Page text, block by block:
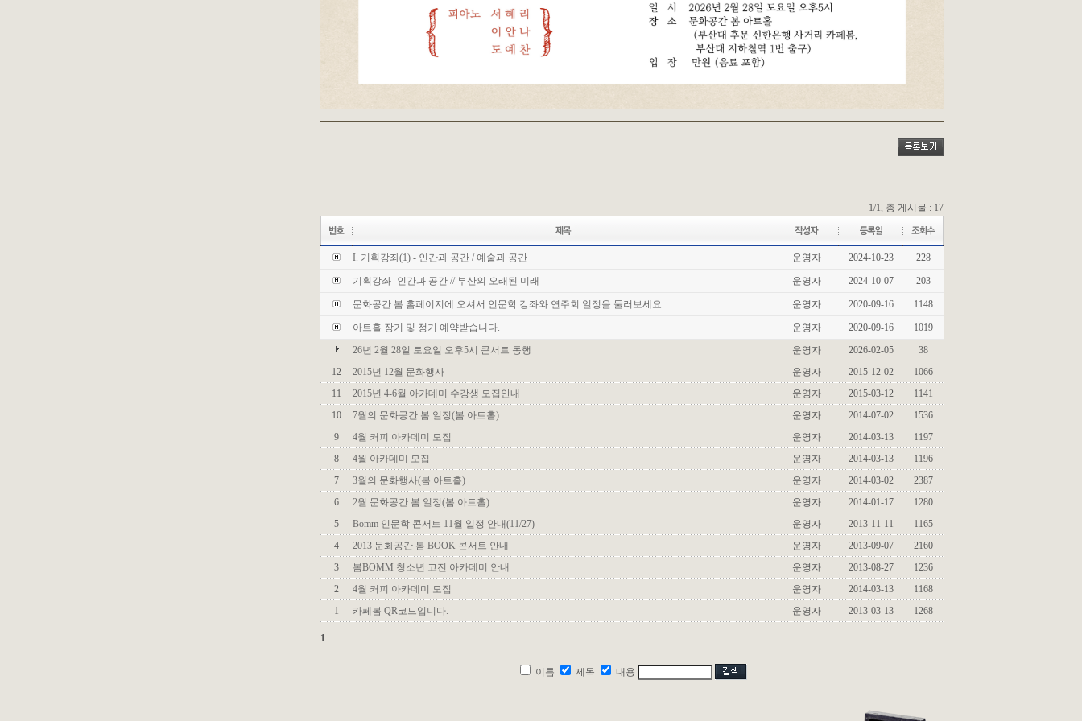
1/1, 총 게시물 : 17
I. 기획강좌(1) - 인간과 공간 / 예술과 공간 운영자 2024-10-23 228
기획강좌- 인간과 공간 // 부산의 오래된 미래 운영자 2024-10-07 203
문화공간 봄 홈페이지에 오셔서 인문학 강좌와 연주회 일정을 둘러보세요. 운영자 2020-09-16 1148
아트홀 장기 및 정기 예약받습니다. 운영자 2020-09-16
1019
26년 2월 28일 토요일 오후5시 콘서트 동행
운영자 2026-02-05
38
12
2015년 12월 문화행사 운영자 2015-12-02
1066
11
2015년 4-6월 아카데미 수강생 모집안내 운영자 2015-03-12
1141
10
7월의 문화공간 봄 일정(봄 아트홀) 운영자 2014-07-02
1536
9
4월 커피 아카데미 모집 운영자 2014-03-13
1197
8
4월 아카데미 모집 운영자 2014-03-13
1196
7
3월의 문화행사(봄 아트홀) 운영자 2014-03-02
2387
6
2월 문화공간 봄 일정(봄 아트홀) 운영자 2014-01-17
1280
5
Bomm 인문학 콘서트 11월 일정 안내(11/27) 운영자 2013-11-11
1165
4
2013 문화공간 봄 BOOK 콘서트 안내 운영자 2013-09-07
2160
3
봄BOMM 청소년 고전 아카데미 안내 운영자 2013-08-27
1236
2
4월 커피 아카데미 모집 운영자 2014-03-13
1168
1
카페봄 QR코드입니다. 운영자 2013-03-13 1268
1
이름 제목 내용